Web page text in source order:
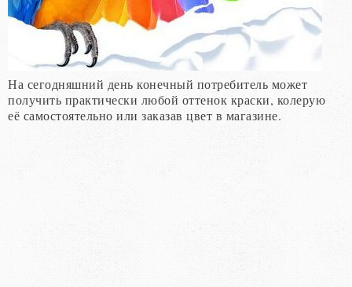
На сегодняшний день конечный потребитель может
получить практически любой оттенок краски, колерую
её самостоятельно или заказав цвет в магазине.